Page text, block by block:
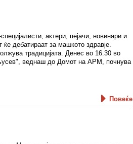
актери, пејачи, новинари и
ќе дебатираат за машкото здравје.
традицијата. Денес во 16.30 во
веднаш до Домот на АРМ, почнува
Повеќе